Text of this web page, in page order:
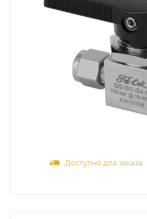
Доступно для заказа